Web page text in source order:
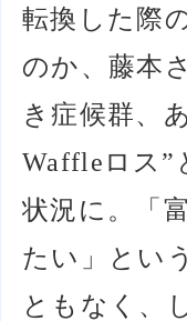
転換した際
のか、藤本
き症候群、
Waffleロス”
状況に。「
たい」とい
ともなく、